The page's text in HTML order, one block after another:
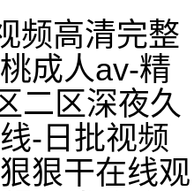
频高清完整
成人av-精
二区深夜久
-日批视频
狠干在线观